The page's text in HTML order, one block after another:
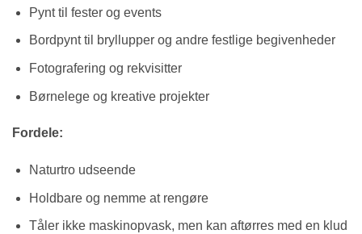
Pynt til fester og events
Bordpynt til bryllupper og andre festlige begivenheder
Fotografering og rekvisitter
Børnelege og kreative projekter
Fordele:
Naturtro udseende
Holdbare og nemme at rengøre
Tåler ikke maskinopvask, men kan aftørres med en klud